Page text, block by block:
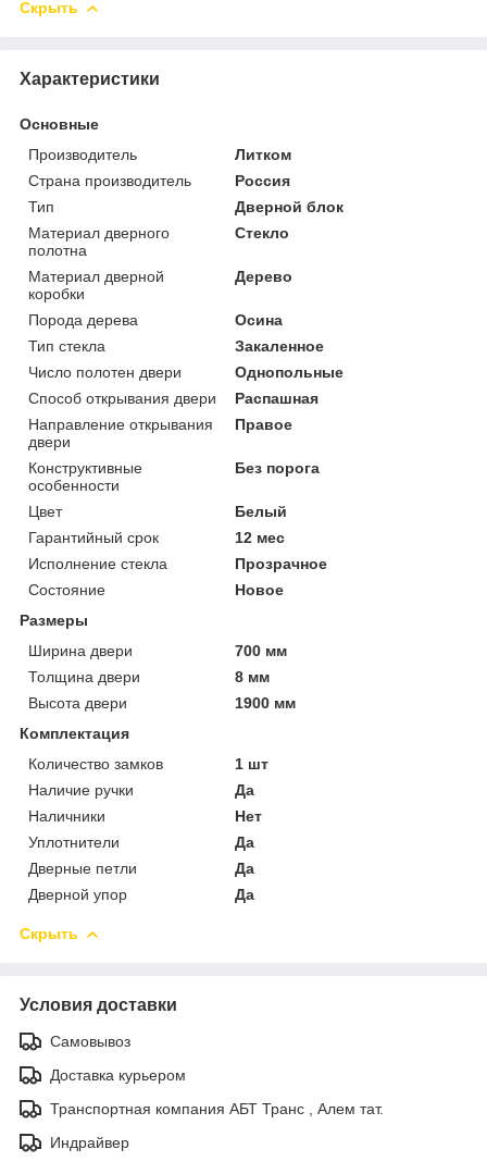
Скрыть
Характеристики
Основные
Производитель
Литком
Страна производитель
Россия
Тип
Дверной блок
Материал дверного
полотна
Стекло
Материал дверной
коробки
Дерево
Порода дерева
Осина
Тип стекла
Закаленное
Число полотен двери
Однопольные
Способ открывания двери
Распашная
Направление открывания
двери
Правое
Конструктивные
особенности
Без порога
Цвет
Белый
Гарантийный срок
12 мес
Исполнение стекла
Прозрачное
Состояние
Новое
Размеры
Ширина двери
700 мм
Толщина двери
8 мм
Высота двери
1900 мм
Комплектация
Количество замков
1 шт
Наличие ручки
Да
Наличники
Нет
Уплотнители
Да
Дверные петли
Да
Дверной упор
Да
Скрыть
Условия доставки
Самовывоз
Доставка курьером
Транспортная компания АБТ Транс , Алем тат.
Индрайвер